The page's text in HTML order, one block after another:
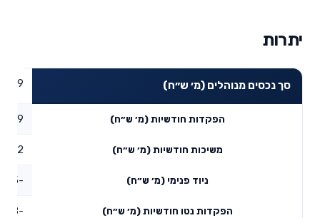
יתרות
סך נכסים מנוהלים (מ׳ ש״ח)
הפקדות חודשיות (מ׳ ש״ח) 0.89
משיכות חודשיות (מ׳ ש״ח) 0.02
ניוד פנימי (מ׳ ש״ח) -2.05
הפקדות נטו חודשיות (מ׳ ש״ח) -1.18